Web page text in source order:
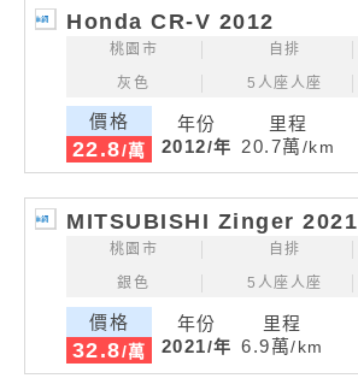
Honda CR-V 2012
桃園市 自排
灰色
5人座人座
價格
22.8/萬
年份
2012/年
里程
20.7萬/km
MITSUBISHI Zinger 2021
桃園市 自排
銀色
5人座人座
價格
32.8/萬
年份
2021/年
里程
6.9萬/km